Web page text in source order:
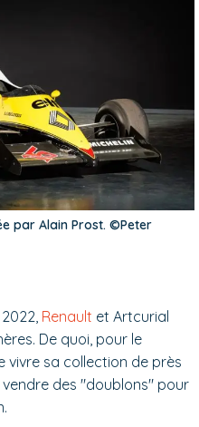
par Alain Prost. ©Peter
Renault et Artcurial
De quoi, pour le
sa collection de près
des "doublons" pour